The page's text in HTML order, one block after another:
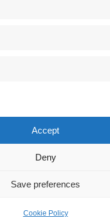
Accept
Deny
Save preferences
Cookie Policy
la condizione per il